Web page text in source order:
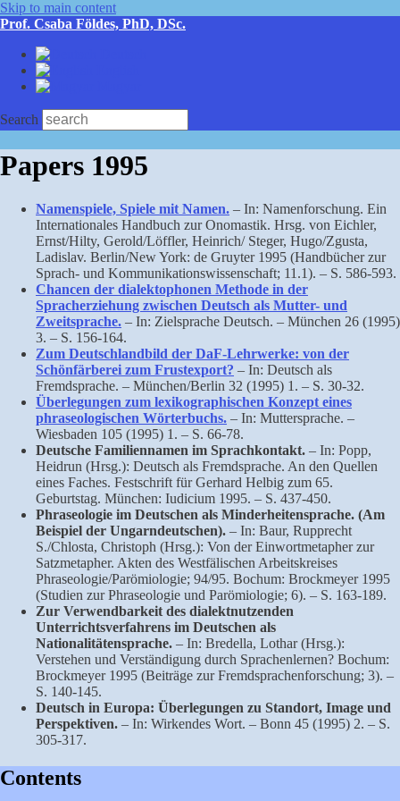
Skip to main content
Prof. Csaba Földes, PhD, DSc.
Search
Papers 1995
Namenspiele, Spiele mit Namen. – In: Namenforschung. Ein
Internationales Handbuch zur Onomastik. Hrsg. von Eichler,
Ernst/Hilty, Gerold/Löffler, Heinrich/ Steger, Hugo/Zgusta,
Ladislav. Berlin/New York: de Gruyter 1995 (Handbücher zur
Sprach- und Kommunikationswissenschaft; 11.1). – S. 586-593.
Chancen der dialektophonen Methode in der
Spracherziehung zwischen Deutsch als Mutter- und
Zweitsprache. – In: Zielsprache Deutsch. – München 26 (1995)
3. – S. 156-164.
Zum Deutschlandbild der DaF-Lehrwerke: von der
Schönfärberei zum Frustexport? – In: Deutsch als
Fremdsprache. – München/Berlin 32 (1995) 1. – S. 30-32.
Überlegungen zum lexikographischen Konzept eines
phraseologischen Wörterbuchs. – In: Muttersprache. –
Wiesbaden 105 (1995) 1. – S. 66-78.
Deutsche Familiennamen im Sprachkontakt. – In: Popp,
Heidrun (Hrsg.): Deutsch als Fremdsprache. An den Quellen
eines Faches. Festschrift für Gerhard Helbig zum 65.
Geburtstag. München: Iudicium 1995. – S. 437-450.
Phraseologie im Deutschen als Minderheitensprache. (Am
Beispiel der Ungarndeutschen). – In: Baur, Rupprecht
S./Chlosta, Christoph (Hrsg.): Von der Einwortmetapher zur
Satzmetapher. Akten des Westfälischen Arbeitskreises
Phraseologie/Parömiologie; 94/95. Bochum: Brockmeyer 1995
(Studien zur Phraseologie und Parömiologie; 6). – S. 163-189.
Zur Verwendbarkeit des dialektnutzenden
Unterrichtsverfahrens im Deutschen als
Nationalitätensprache. – In: Bredella, Lothar (Hrsg.):
Verstehen und Verständigung durch Sprachenlernen? Bochum:
Brockmeyer 1995 (Beiträge zur Fremdsprachenforschung; 3). –
S. 140-145.
Deutsch in Europa: Überlegungen zu Standort, Image und
Perspektiven. – In: Wirkendes Wort. – Bonn 45 (1995) 2. – S.
305-317.
Contents